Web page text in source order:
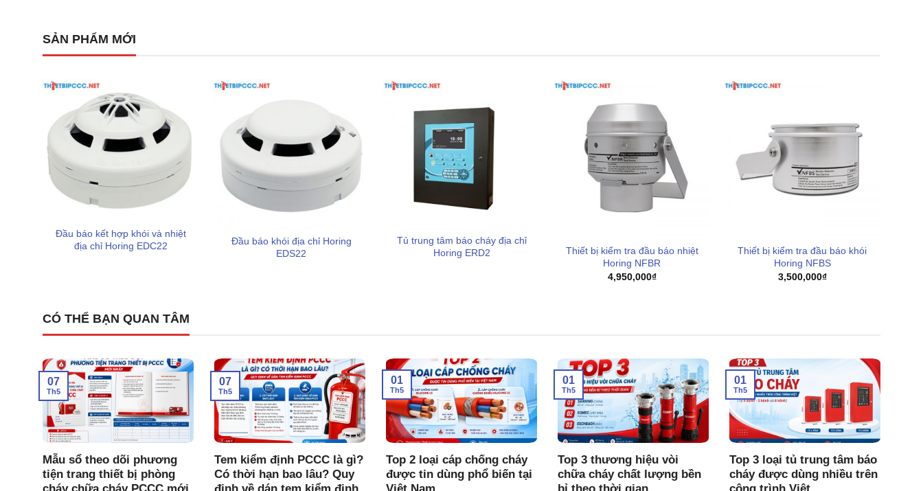
trung tâm và bảng hiển thị phụ đạt tốc độ cao và giảm thiểu tối đa hiện tượng nhiễu tín hiệu trên đường truyền.
tinh xảo. Chất liệu này không chỉ giúp thiết bị nhẹ hơn mà còn hỗ trợ tản nhiệt tốt, bảo vệ hệ thống đèn LED
bên trong bền bỉ hơn theo thời gian. Với thống kê sản xuất hơn 3,5 triệu đơn vị sản phẩm mỗi năm từ Hochiki,
độ tin cậy của thiết bị đã được khẳng định trên quy mô toàn cầu.
Số lượng thống kê đáng tin cậy:
Hệ thống báo cháy của Hochiki có khả năng phân chia lên đến 500 vùng
(zone) trong các cấu hình nâng cao, cho thấy nền tảng kỹ thuật cực kỳ mạnh mẽ mà bảng hiển thị phụ này là
một thành phần quan trọng.
Trung tâm báo cháy 50 kênh Hochiki RPQ-ABW50
Lời khuyên khi lắp đặt và vận hành
SẢN PHẨM MỚI
Đầu báo kết hợp khói và nhiệt
địa chỉ Horing EDC22
Đầu báo khói địa chỉ Horing
EDS22
Tủ trung tâm báo cháy địa chỉ
Horing ERD2
Thiết bị kiểm tra đầu báo nhiệt
Horing NFBR
4,950,000₫
Thiết bị kiểm tra đầu báo khói
Horing NFBS
3,500,000₫
CÓ THỂ BẠN QUAN TÂM
Mẫu sổ theo dõi phương
tiện trang thiết bị phòng
07
Th5
Tem kiểm định PCCC là gì?
Có thời hạn bao lâu? Quy
07
Th5
Top 2 loại cáp chống cháy
được tin dùng phổ biến tại
01
Th5
Top 3 thương hiệu vòi
chữa cháy chất lượng bền
01
Th5
Top 3 loại tủ trung tâm báo
cháy được dùng nhiều trên
01
Th5